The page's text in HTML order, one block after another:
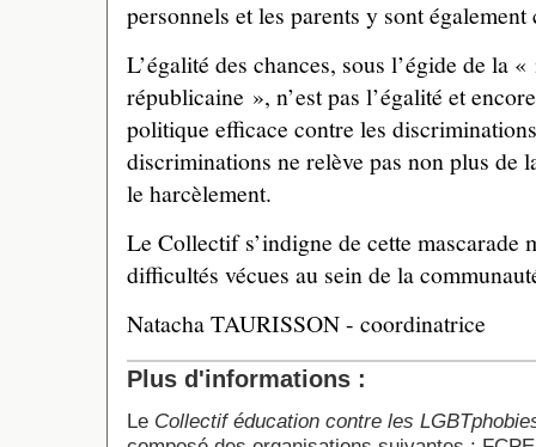
personnels et les parents y sont
L’égalité des chances, sous l’égide de la
républicaine », n’est pas l’égalité et
politique efficace contre les
discriminations ne relève pas non plus de
le harcèlement.
Le Collectif s’indigne de cette mascarade
difficultés vécues au sein de la
Natacha TAURISSON - coordinatrice
Plus d'informations :
Le Collectif éducation contre les